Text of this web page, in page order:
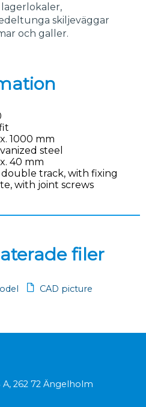
lagerlokaler,
skiljeväggar
och galler.
1000 mm
steel
40 mm
track, with fixing
with joint screws
filer
CAD picture
262 72 Ängelholm